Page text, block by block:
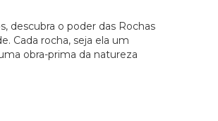
descubra o poder das Rochas
Cada rocha, seja ela um
obra-prima da natureza